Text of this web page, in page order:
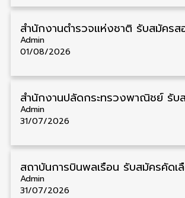
Admin
01/08/2026
Admin
31/07/2026
Admin
31/07/2026